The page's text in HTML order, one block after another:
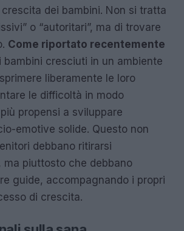
dei bambini. Non si tratta
o “autoritari”, ma di trovare
Come riportato recentemente
bambini cresciuti in un ambiente
liberamente le loro
le difficoltà in modo
propensi a sviluppare
emotive solide. Questo non
debbano ritirarsi
ma piuttosto che debbano
guide, accompagnando i propri
di crescita.